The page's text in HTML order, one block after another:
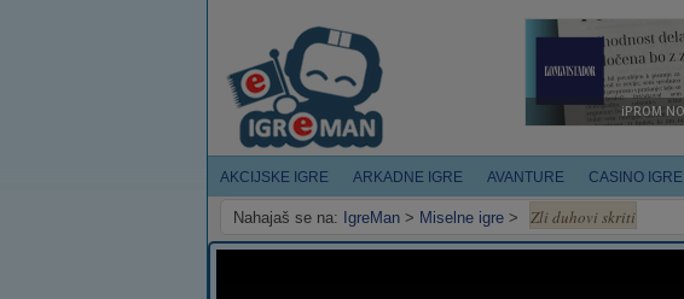
AKCIJSKE IGRE ARKADNE IGRE AVANTURE CASINO IGRE
Nahajaš se na: IgreMan > Miselne igre > Zli duhovi skriti